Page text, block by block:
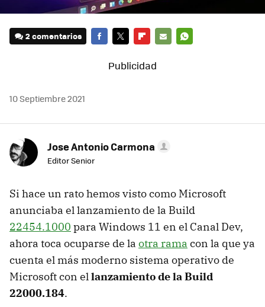
2 comentarios
MAIL
10 Septiembre 2021
Jose Antonio Carmona
Editor Senior
Si hace un rato hemos visto como Microsoft
anunciaba el lanzamiento de la Build
22454.1000 para Windows 11 en el Canal Dev,
ahora toca ocuparse de la otra rama con la que ya
cuenta el más moderno sistema operativo de
Microsoft con ellanzamiento de la Build
22000.184.